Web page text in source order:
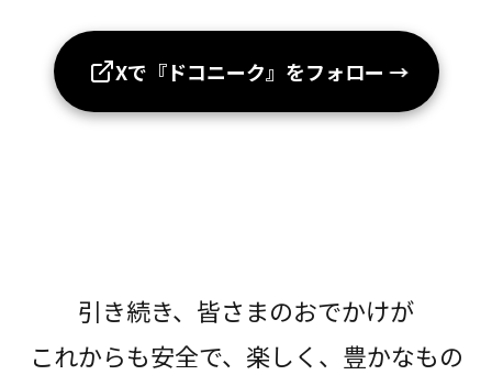
Xで『ドコニーク』をフォロー →
引き続き、皆さまのおでかけが
これからも安全で、楽しく、豊かなもの